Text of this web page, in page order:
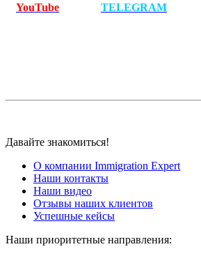
YouTube TELEGRAM
Давайте знакомиться!
О компании Immigration Expert
Наши контакты
Наши видео
Отзывы наших клиентов
Успешные кейсы
Наши приоритетные направления: